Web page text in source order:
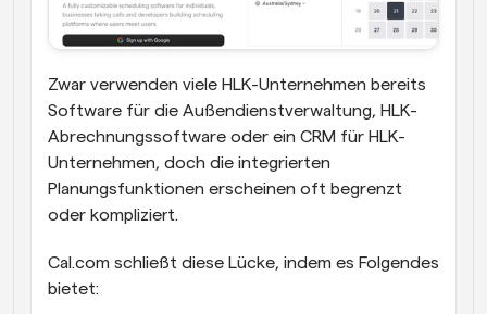
Zwar verwenden viele HLK-Unternehmen bereits
Software für die Außendienstverwaltung, HLK-
Abrechnungssoftware oder ein CRM für HLK-
Unternehmen, doch die integrierten
Planungsfunktionen erscheinen oft begrenzt
oder kompliziert.
Cal.com schließt diese Lücke, indem es Folgendes
bietet: